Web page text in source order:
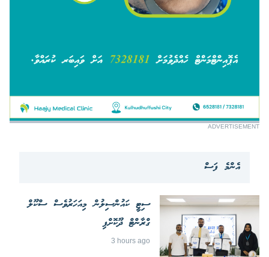
ADVERTISEMENT
އެންމެ ފަސް
ސިޓީ ކައުންސިލުން މިއަހަރުވެސް ސްކޫލް
ގްރާންޓް ދޫކޮށްފި
3 hours ago